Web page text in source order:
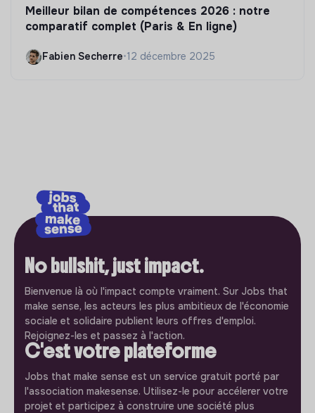
Meilleur bilan de compétences 2026 : notre
comparatif complet (Paris & En ligne)
Fabien Secherre•12 décembre 2025
No bullshit, just impact.
Bienvenue là où l'impact compte vraiment. Sur Jobs that
make sense, les acteurs les plus ambitieux de l'économie
sociale et solidaire publient leurs offres d'emploi.
Rejoignez-les et passez à l'action.
C'est votre plateforme
Jobs that make sense est un service gratuit porté par
l'association makesense. Utilisez-le pour accélerer votre
projet et participez à construire une société plus